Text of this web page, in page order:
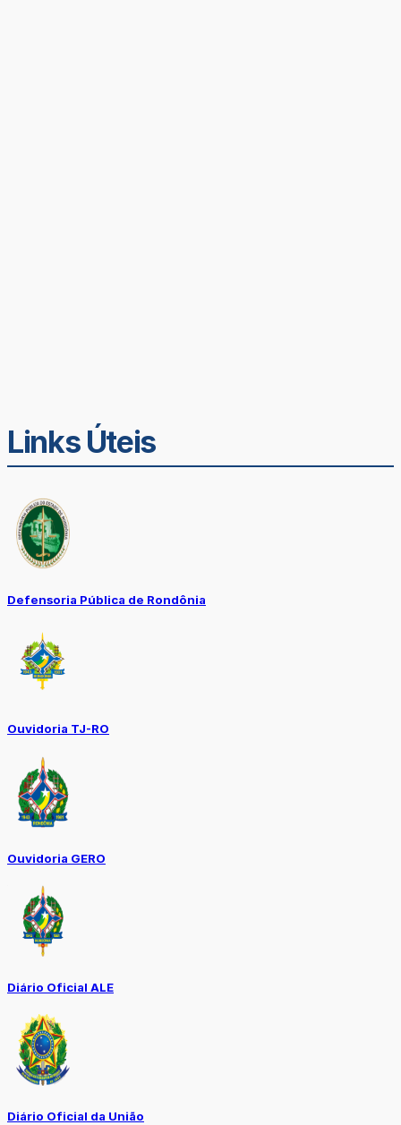
Links Úteis
Defensoria Pública de Rondônia
Ouvidoria TJ-RO
Ouvidoria GERO
Diário Oficial ALE
Diário Oficial da União